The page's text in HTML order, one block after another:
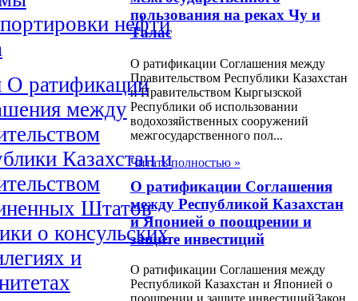
нефти
О ратификации
между
Казахстан и
Штатов
о консульских
и
пользования на реках Чу и
Талас
О ратификации Соглашения между
Правительством Республики Казахстан
и Правительством Кыргызской
Республики об использовании
водохозяйственных сооружений
межгосударственного пол...
Читать полностью »
О ратификации Соглашения
между Республикой Казахстан
и Японией о поощрении и
защите инвестиций
О ратификации Соглашения между
Республикой Казахстан и Японией о